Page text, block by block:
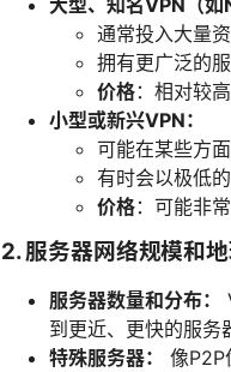
大型、知名VPN（
通常投入大量
拥有更广泛的
价格：相对较
小型或新兴VPN：
可能在某些方
有时会以极低
价格：可能非
2. 服务器网络规模和
服务器数量和分布：
到更近、更快的服务
特殊服务器：
像P2P